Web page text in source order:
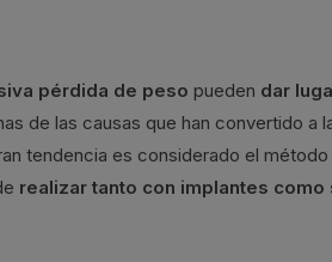
pérdida de peso pueden dar
de las causas que han convertido a
tendencia es considerado el método
realizar tanto con implantes como